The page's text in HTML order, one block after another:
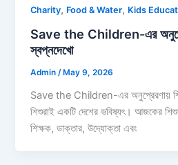
Charity, Food & Water, Kids
Save the Children-এর
স্বপ্নদেখো
Admin /May 9, 2026
Save the Children-এর অনুপ্রেরণায়
শিশুরাই একটি দেশের ভবিষ্যৎ। আজকের
শিক্ষক, ডাক্তার, উদ্যোক্তা এবং